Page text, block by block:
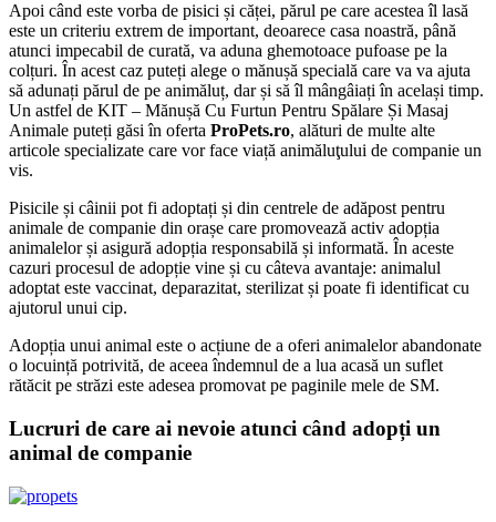
Apoi când este vorba de pisici și căței, părul pe care acestea îl lasă
este un criteriu extrem de important, deoarece casa noastră, până
atunci impecabil de curată, va aduna ghemotoace pufoase pe la
colțuri. În acest caz puteți alege o mănușă specială care va va ajuta
să adunați părul de pe animăluț, dar și să îl mângâiați în același timp.
Un astfel de KIT – Mănușă Cu Furtun Pentru Spălare Și Masaj
Animale puteți găsi în oferta ProPets.ro, alături de multe alte
articole specializate care vor face viață animăluţului de companie un
vis.
Pisicile și câinii pot fi adoptați și din centrele de adăpost pentru
animale de companie din orașe care promovează activ adopția
animalelor și asigură adopția responsabilă și informată. În aceste
cazuri procesul de adopție vine și cu câteva avantaje: animalul
adoptat este vaccinat, deparazitat, sterilizat și poate fi identificat cu
ajutorul unui cip.
Adopția unui animal este o acțiune de a oferi animalelor abandonate
o locuință potrivită, de aceea îndemnul de a lua acasă un suflet
rătăcit pe străzi este adesea promovat pe paginile mele de SM.
Lucruri de care ai nevoie atunci când adopți un
animal de companie